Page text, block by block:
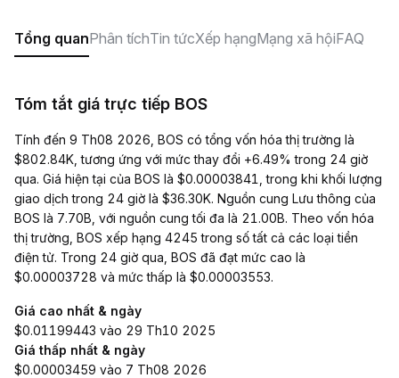
Tổng quanPhân tíchTin tứcXếp hạngMạng xã hộiFAQ
Tóm tắt giá trực tiếp BOS
Tính đến 9 Th08 2026, BOS có tổng vốn hóa thị trường là
$802.84K, tương ứng với mức thay đổi +6.49% trong 24 giờ
qua. Giá hiện tại của BOS là $0.00003841, trong khi khối lượng
giao dịch trong 24 giờ là $36.30K. Nguồn cung Lưu thông của
BOS là 7.70B, với nguồn cung tối đa là 21.00B. Theo vốn hóa
thị trường, BOS xếp hạng 4245 trong số tất cả các loại tiền
điện tử. Trong 24 giờ qua, BOS đã đạt mức cao là
$0.00003728 và mức thấp là $0.00003553.
Giá cao nhất & ngày
$0.01199443 vào 29 Th10 2025
Giá thấp nhất & ngày
$0.00003459 vào 7 Th08 2026